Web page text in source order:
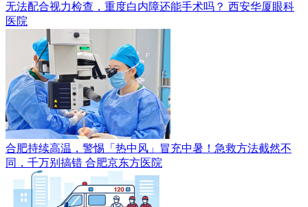
无法配合视力检查，重度白内障还能手术吗？ 西安华厦眼科
医院
合肥持续高温，警惕「热中风」冒充中暑！急救方法截然不
同，千万别搞错 合肥京东方医院